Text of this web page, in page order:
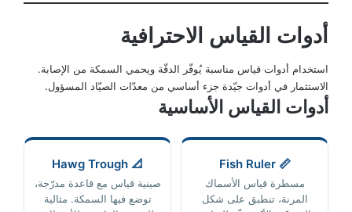
أدوات القياس الاحترافية
استخدام أدوات قياس مناسبة يُوفّر الدقّة ويحمي السمكة من الإصابة.
الاستثمار في أدوات جيّدة جزء أساسي من معدّات الصيّاد المسؤول.
أدوات القياس الأساسية
📏 Fish Ruler
مسطرة قياس الأسماك
المرنة، تنطبق على شكل
📐 Hawg Trough
صينية قياس مع قاعدة مدرّجة،
توضع فيها السمكة. مثالية